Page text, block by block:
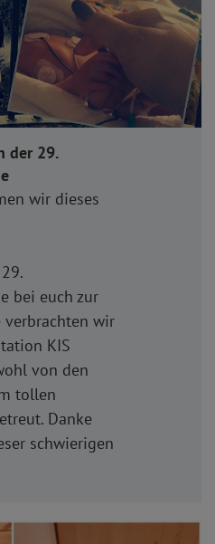
der 29.
wir dieses
bei euch zur
verbrachten wir
KIS
von den
tollen
Danke
schwierigen